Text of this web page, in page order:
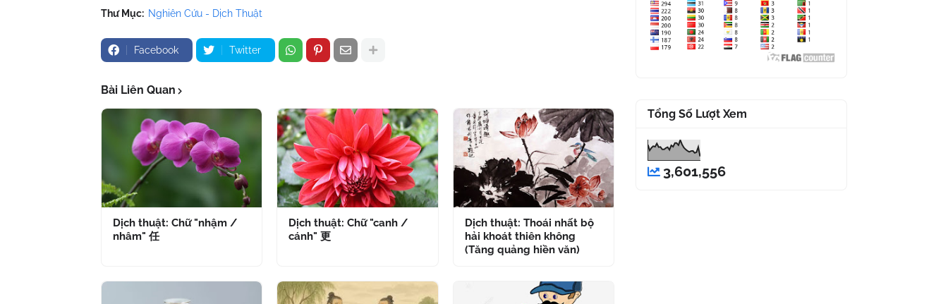
Thư Mục: Nghiên Cứu - Dịch Thuật
Facebook Twitter
Bài Liên Quan
Dịch thuật: Chữ "nhậm /
nhâm" 任
Dịch thuật: Chữ "canh /
cánh" 更
Dịch thuật: Thoái nhất bộ
hải khoát thiên không
(Tăng quảng hiền văn)
Tổng Số Lượt Xem
3,601,556